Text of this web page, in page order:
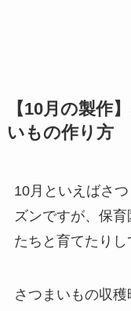
【10月の製作
いもの作り方
10月といえばさ
ズンですが、保
たちと育てたりし
さつまいもの収